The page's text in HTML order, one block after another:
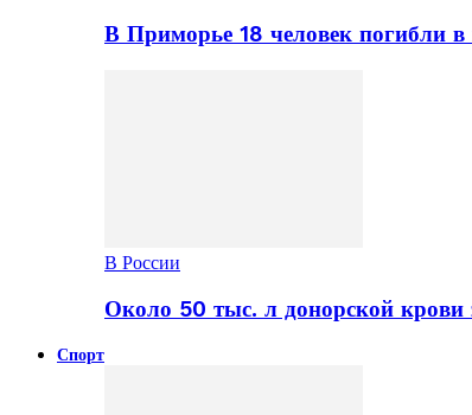
В Приморье 18 человек погибли в
В России
Около 50 тыс. л донорской крови
Спорт